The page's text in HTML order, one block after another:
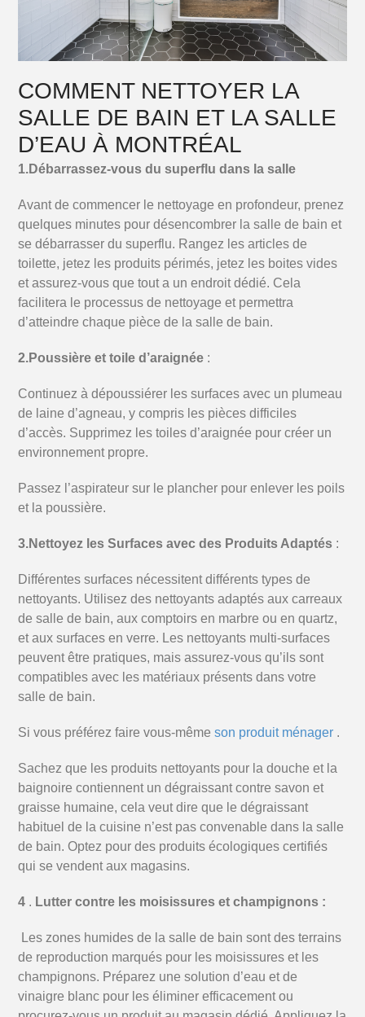
COMMENT NETTOYER LA
SALLE DE BAIN ET LA SALLE
D’EAU À MONTRÉAL
1.Débarrassez-vous du superflu dans la salle
Avant de commencer le nettoyage en profondeur, prenez
quelques minutes pour désencombrer la salle de bain et
se débarrasser du superflu. Rangez les articles de
toilette, jetez les produits périmés, jetez les boites vides
et assurez-vous que tout a un endroit dédié. Cela
facilitera le processus de nettoyage et permettra
d’atteindre chaque pièce de la salle de bain.
2.Poussière et toile d’araignée :
Continuez à dépoussiérer les surfaces avec un plumeau
de laine d’agneau, y compris les pièces difficiles
d’accès. Supprimez les toiles d’araignée pour créer un
environnement propre.
Passez l’aspirateur sur le plancher pour enlever les poils
et la poussière.
3.Nettoyez les Surfaces avec des Produits Adaptés :
Différentes surfaces nécessitent différents types de
nettoyants. Utilisez des nettoyants adaptés aux carreaux
de salle de bain, aux comptoirs en marbre ou en quartz,
et aux surfaces en verre. Les nettoyants multi-surfaces
peuvent être pratiques, mais assurez-vous qu’ils sont
compatibles avec les matériaux présents dans votre
salle de bain.
Si vous préférez faire vous-mêmeson produit ménager .
Sachez que les produits nettoyants pour la douche et la
baignoire contiennent un dégraissant contre savon et
graisse humaine, cela veut dire que le dégraissant
habituel de la cuisine n’est pas convenable dans la salle
de bain.Optez pour des produits écologiques certifiés
qui se vendent aux magasins.
4 . Lutter contre les moisissures et champignons :
Les zones humides de la salle de bain sont des terrains
de reproduction marqués pour les moisissures et les
champignons. Préparez une solution d’eau et de
vinaigre blanc pour les éliminer efficacement ou